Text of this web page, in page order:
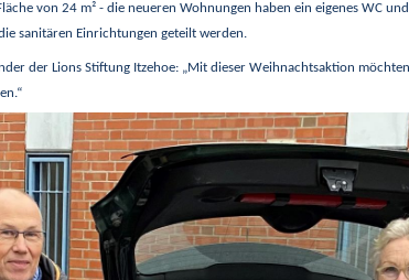
von 24 m² - die neueren Wohnungen haben ein eigenes WC
sanitären Einrichtungen geteilt werden.
der Lions Stiftung Itzehoe: „Mit dieser Weihnachtsaktion